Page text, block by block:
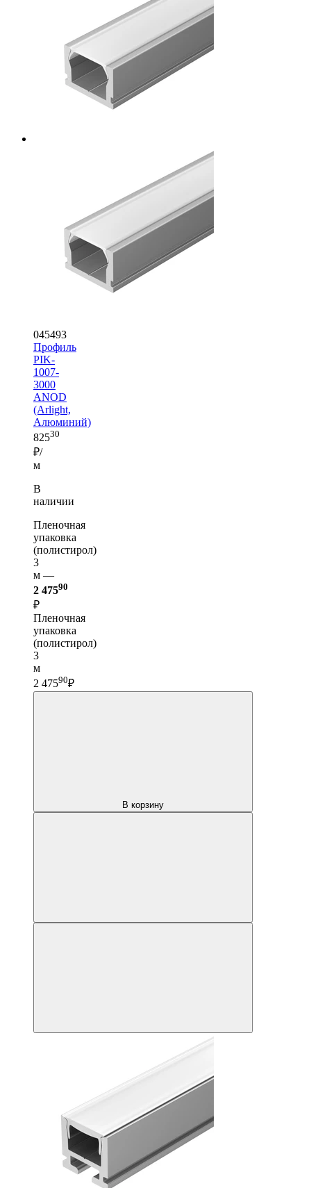
045493
Профиль
PIK-
1007-
3000
ANOD
(Arlight,
Алюминий)
82530
₽/
м
В
наличии
Пленочная
упаковка
(полистирол)
3
м —
2 47590
₽
Пленочная
упаковка
(полистирол)
3
м
2 47590₽
В корзину